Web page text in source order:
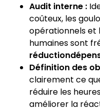
Audit interne :
coûteux, les
opérationnels et
humaines sont
Définition des
clairement ce
réduire les
améliorer la